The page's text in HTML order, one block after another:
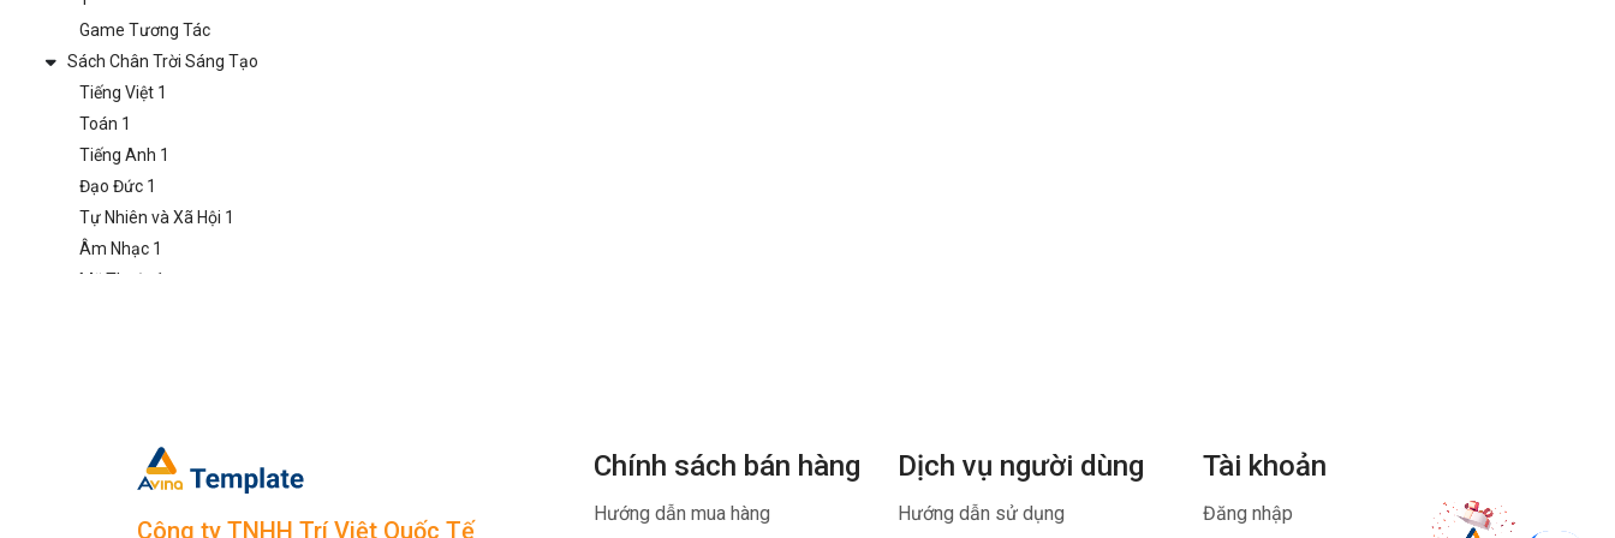
Game Tương Tác
Sách Chân Trời Sáng Tạo
Tiếng Việt 1
Toán 1
Tiếng Anh 1
Đạo Đức 1
Tự Nhiên và Xã Hội 1
Âm Nhạc 1
Mỹ Thuật 1
Tiếng Việt 2
Tiếng Anh 2Công ty TNHH Trí Việt Quốc Tế
Chính sách bán hàng
Hướng dẫn mua hàng
Dịch vụ người dùng
Hướng dẫn sử dụng
Tài khoản
Đăng nhập